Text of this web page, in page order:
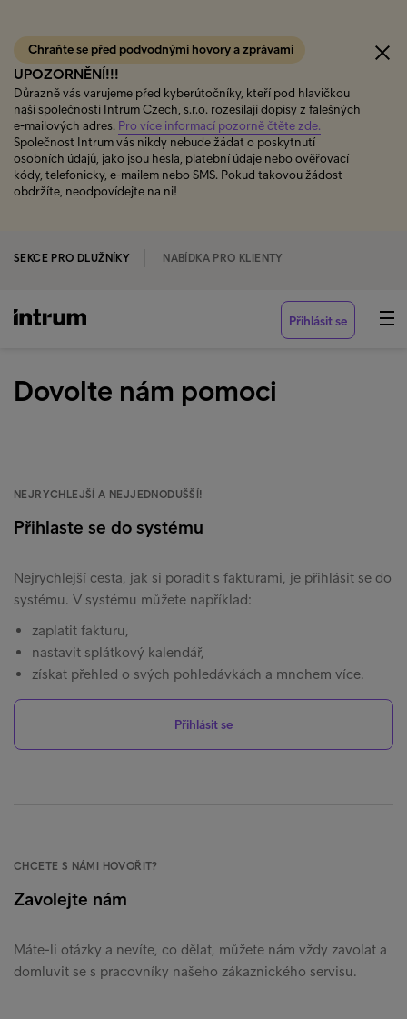
Chraňte se před podvodnými hovory a zprávami
UPOZORNĚNÍ!!!
Důrazně vás varujeme před kyberútočníky, kteří pod hlavičkou
naší společnosti Intrum Czech, s.r.o. rozesílají dopisy z falešných
e-mailových adres. Pro více informací pozorně čtěte zde.
Společnost Intrum vás nikdy nebude žádat o poskytnutí
osobních údajů, jako jsou hesla, platební údaje nebo ověřovací
kódy, telefonicky, e-mailem nebo SMS. Pokud takovou žádost
obdržíte, neodpovídejte na ni!
SEKCE PRO DLUŽNÍKY NABÍDKA PRO KLIENTY
Přihlásit se
Dovolte nám pomoci
NEJRYCHLEJŠÍ A NEJJEDNODUŠŠÍ!
Přihlaste se do systému
Nejrychlejší cesta, jak si poradit s fakturami, je přihlásit se do
systému. V systému můžete například:
zaplatit fakturu,
nastavit splátkový kalendář,
získat přehled o svých pohledávkách a mnohem více.
Přihlásit se
CHCETE S NÁMI HOVOŘIT?
Zavolejte nám
Máte-li otázky a nevíte, co dělat, můžete nám vždy zavolat a
domluvit se s pracovníky našeho zákaznického servisu.